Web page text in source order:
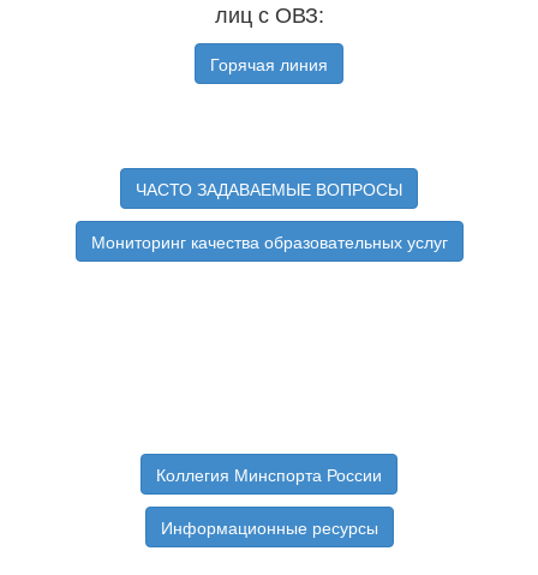
лиц с ОВЗ:
Горячая линия
ЧАСТО ЗАДАВАЕМЫЕ ВОПРОСЫ
Мониторинг качества образовательных услуг
Коллегия Минспорта России
Информационные ресурсы